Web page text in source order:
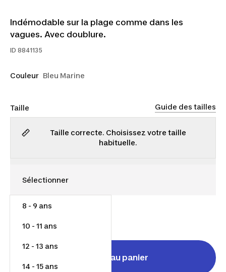
Indémodable sur la plage comme dans les
vagues. Avec doublure.
ID 8841135
Couleur Bleu Marine
Taille Guide des tailles
Taille correcte. Choisissez votre taille
habituelle.
8 - 9 ans
10 - 11 ans
12 - 13 ans
14 - 15 ans
Ajouter au panier